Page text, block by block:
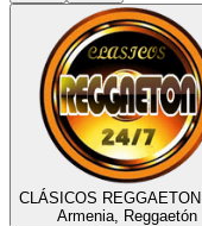
CLÁSICOS
Armenia, Reggaetón